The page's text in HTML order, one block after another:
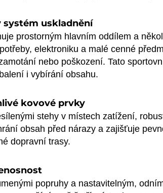
systém uskladnění
prostorným hlavním oddílem a
elektroniku a malé cenné
nebo poškození. Tato
i vybírání obsahu.
kovové prvky
stehy v místech zatížení,
obsah před nárazy a zajišťuje
dopravní trasy.
popruhy a nastavitelným,